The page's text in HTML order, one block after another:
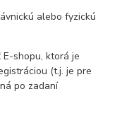
alebo fyzickú
E-shopu, ktorá je
(t.j. je pre
po zadaní